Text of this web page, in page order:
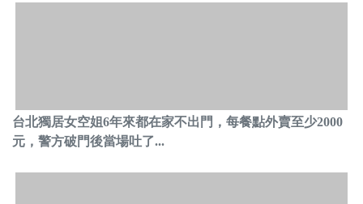
台北獨居女空姐6年來都在家不出門，每餐點外賣至少2000
元，警方破門後當場吐了...